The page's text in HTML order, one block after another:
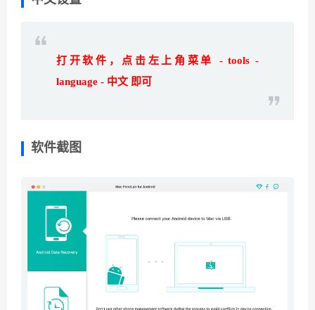
打开软件，点击左上角菜单 - tools -
language - 中文 即可
软件截图